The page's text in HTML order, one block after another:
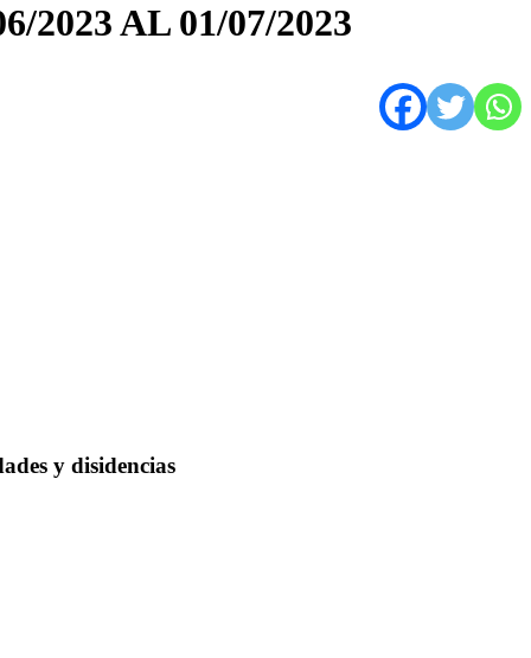
2023 AL 01/07/2023
y disidencias